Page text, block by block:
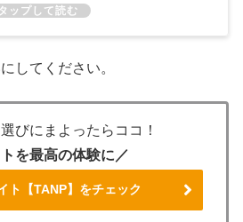
してください。
びにまよったらココ！
を最高の体験に／
ト【TANP】をチェック